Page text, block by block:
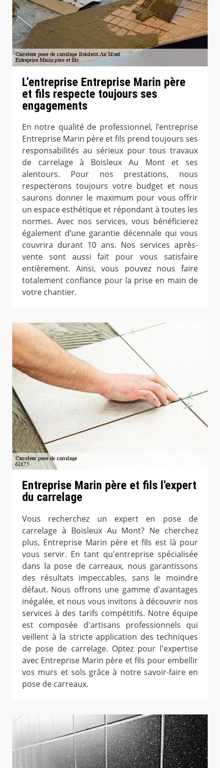
L’entreprise Entreprise Marin père
et fils respecte toujours ses
engagements
En notre qualité de professionnel, l’entreprise
Entreprise Marin père et fils prend toujours ses
responsabilités au sérieux pour tous travaux
de carrelage à Boisleux Au Mont et ses
alentours. Pour nos prestations, nous
respecterons toujours votre budget et nous
saurons donner le maximum pour vous offrir
un espace esthétique et répondant à toutes les
normes. Avec nos services, vous bénéficierez
également d’une garantie décennale qui vous
couvrira durant 10 ans. Nos services après-
vente sont aussi fait pour vous satisfaire
entièrement. Ainsi, vous pouvez nous faire
totalement confiance pour la prise en main de
votre chantier.
Entreprise Marin père et fils l'expert
du carrelage
Vous recherchez un expert en pose de
carrelage à Boisleux Au Mont? Ne cherchez
plus, Entreprise Marin père et fils est là pour
vous servir. En tant qu'entreprise spécialisée
dans la pose de carreaux, nous garantissons
des résultats impeccables, sans le moindre
défaut. Nous offrons une gamme d'avantages
inégalée, et nous vous invitons à découvrir nos
services à des tarifs compétitifs. Notre équipe
est composée d'artisans professionnels qui
veillent à la stricte application des techniques
de pose de carrelage. Optez pour l'expertise
avec Entreprise Marin père et fils pour embellir
vos murs et sols grâce à notre savoir-faire en
pose de carreaux.